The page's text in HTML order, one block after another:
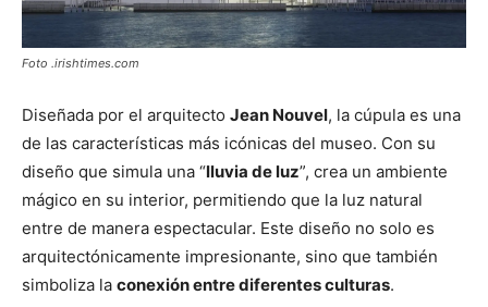
Foto .irishtimes.com
Diseñada por el arquitecto Jean Nouvel, la cúpula es una
de las características más icónicas del museo. Con su
diseño que simula una “lluvia de luz”, crea un ambiente
mágico en su interior, permitiendo que la luz natural
entre de manera espectacular. Este diseño no solo es
arquitectónicamente impresionante, sino que también
simboliza la conexión entre diferentes culturas.